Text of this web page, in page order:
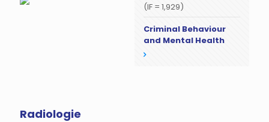
(IF = 1,929)
Criminal Behaviour
and Mental Health
Radiologie